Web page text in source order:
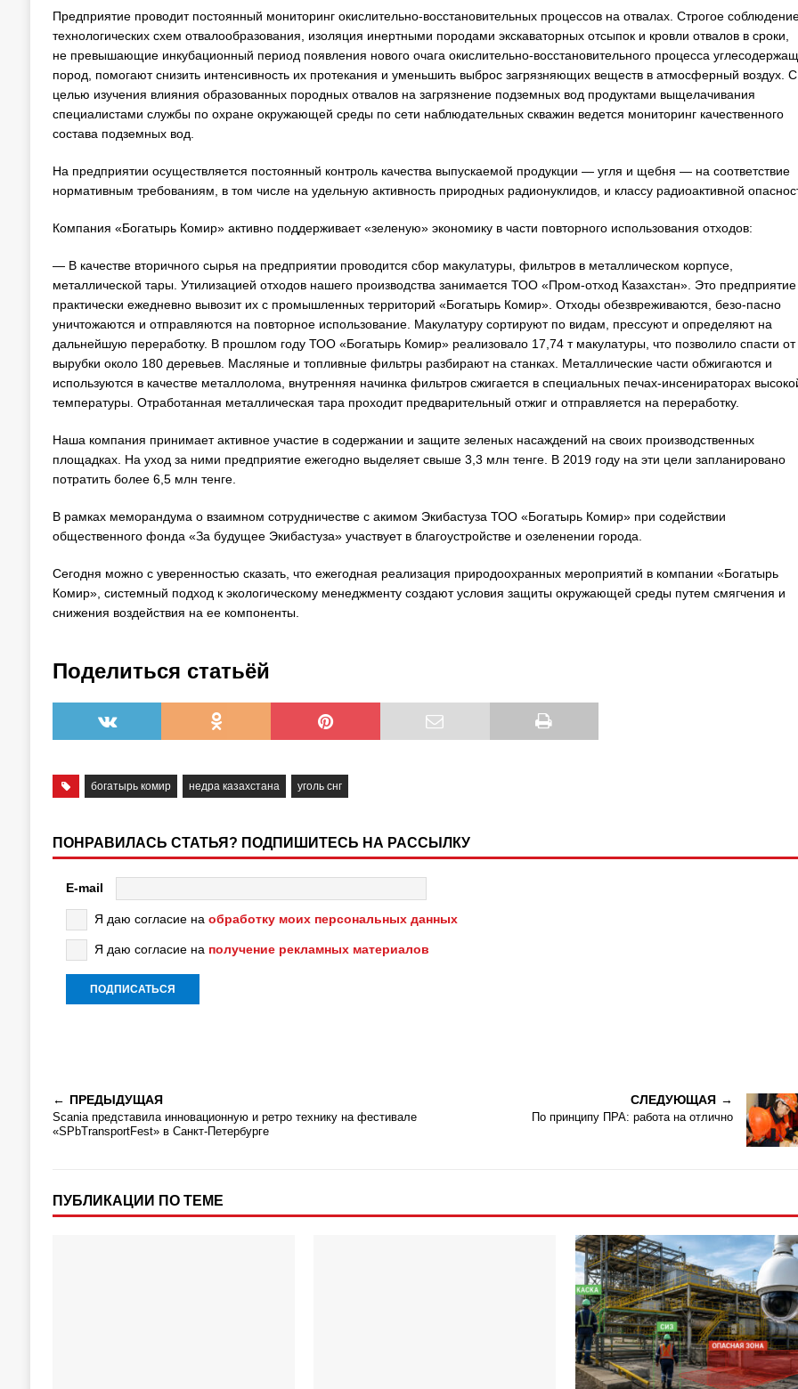
Предприятие проводит постоянный мониторинг окислительно-восстановительных процессов на отвалах. Строгое
технологических схем отвалообразования, изоляция инертными породами экскаваторных отсыпок и кровли отвалов в сроки,
не превышающие инкубационный период появления нового очага окислительно-восстановительного процесса
пород, помогают снизить интенсивность их протекания и уменьшить выброс загрязняющих веществ в атмосферный воздух. С
целью изучения влияния образованных породных отвалов на загрязнение подземных вод продуктами выщелачивания
специалистами службы по охране окружающей среды по сети наблюдательных скважин ведется мониторинг качественного
состава подземных вод.
На предприятии осуществляется постоянный контроль качества выпускаемой продукции — угля и щебня — на соответствие
нормативным требованиям, в том числе на удельную активность природных радионуклидов, и классу радиоактивной
Компания «Богатырь Комир» активно поддерживает «зеленую» экономику в части повторного использования отходов:
— В качестве вторичного сырья на предприятии проводится сбор макулатуры, фильтров в металлическом корпусе,
металлической тары. Утилизацией отходов нашего производства занимается ТОО «Пром-отход Казахстан». Это предприятие
практически ежедневно вывозит их с промышленных территорий «Богатырь Комир». Отходы обезвреживаются, безо-пасно
уничтожаются и отправляются на повторное использование. Макулатуру сортируют по видам, прессуют и определяют на
дальнейшую переработку. В прошлом году ТОО «Богатырь Комир» реализовало 17,74 т макулатуры, что позволило спасти от
вырубки около 180 деревьев. Масляные и топливные фильтры разбирают на станках. Металлические части обжигаются и
используются в качестве металлолома, внутренняя начинка фильтров сжигается в специальных печах-инсенираторах
температуры. Отработанная металлическая тара проходит предварительный отжиг и отправляется на переработку.
Наша компания принимает активное участие в содержании и защите зеленых насаждений на своих производственных
площадках. На уход за ними предприятие ежегодно выделяет свыше 3,3 млн тенге. В 2019 году на эти цели запланировано
потратить более 6,5 млн тенге.
В рамках меморандума о взаимном сотрудничестве с акимом Экибастуза ТОО «Богатырь Комир» при содействии
общественного фонда «За будущее Экибастуза» участвует в благоустройстве и озеленении города.
Сегодня можно с уверенностью сказать, что ежегодная реализация природоохранных мероприятий в компании «Богатырь
Комир», системный подход к экологическому менеджменту создают условия защиты окружающей среды путем смягчения и
снижения воздействия на ее компоненты.
Поделиться статьёй
богатырь комир недра казахстана уголь снг
ПОНРАВИЛАСЬ СТАТЬЯ? ПОДПИШИТЕСЬ НА РАССЫЛКУ
E-mail
Я даю согласие на обработку моих персональных данных
Я даю согласие на получение рекламных материалов
ПРЕДЫДУЩАЯ
Scania представила инновационную и ретро технику на фестивале
«SPbTransportFest» в Санкт-Петербурге
СЛЕДУЮЩАЯ
По принципу ПРА: работа на отлично
ПУБЛИКАЦИИ ПО ТЕМЕ